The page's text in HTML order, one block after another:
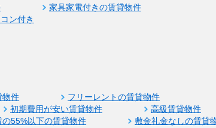
家具家電付きの賃貸物件
ン付き
物件
フリーレントの賃貸物件
初期費用が安い賃貸物件
高級賃貸物件
55%以下の賃貸物件 敷金礼金なしの賃貸